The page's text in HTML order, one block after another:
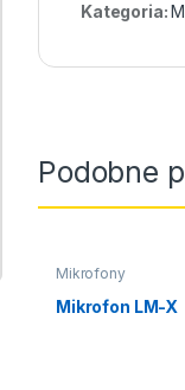
Kategoria:
Podobne
Mikrofony
Mikrofon LM-X